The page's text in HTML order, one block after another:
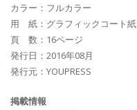
カラー：フルカラー
用 紙：グラフィックコート紙
頁 数：16ページ
発行日：2016年08月
発行元：YOUPRESS
掲載情報